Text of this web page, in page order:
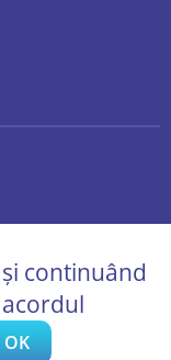
continuând
OK